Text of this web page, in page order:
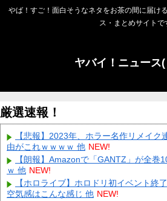
やば！すご！面白そうなネタをお茶の間に届け
ス・まとめサイトで
ヤバイ！ニュース
厳選速報！
【悲報】2023年、ホラー名作リメイク
由がこれｗｗｗｗ 他 NEW!
【朗報】Amazonで「GANTZ」が全巻
ｗ 他 NEW!
【ホロライブ】ホロドリ初イベント終
空気感はこんな感じ 他 NEW!